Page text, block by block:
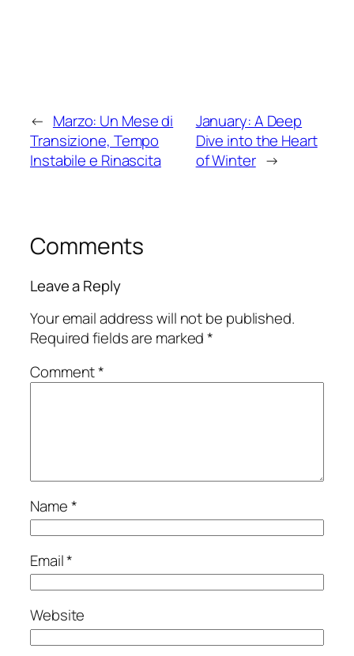
← Marzo: Un Mese di
Transizione, Tempo
Instabile e Rinascita
January: A Deep
Dive into the Heart
of Winter →
Comments
Leave a Reply
Your email address will not be published.
Required fields are marked*
Comment*
Name*
Email*
Website